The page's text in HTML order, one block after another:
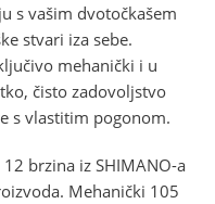
s vašim dvotočkašem
stvari iza sebe.
mehanički i u
čisto zadovoljstvo
s vlastitim pogonom.
brzina iz SHIMANO-a
Mehanički 105